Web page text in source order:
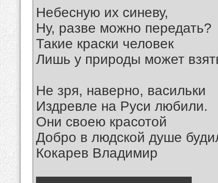
Небесную их синеву,
Ну, разве можно передать?
Такие краски человек
Лишь у природы может
Не зря, наверно, васильки
Издревле на Руси любили.
Они своею красотой
Добро в людской душе
Кокарев Владимир